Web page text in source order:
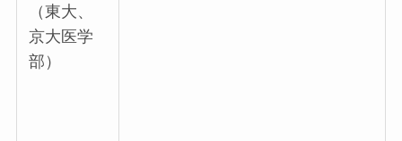
（東大、
京大医学
部）